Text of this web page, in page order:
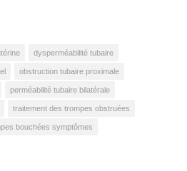
dysperméabilité tubaire
obstruction tubaire proximale
perméabilité tubaire bilatérale
traitement des trompes obstruées
bouchées symptômes